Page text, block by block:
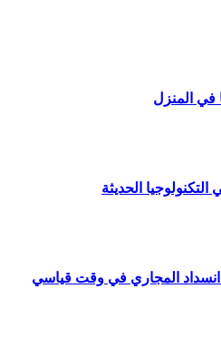
في المنزل
الحديثة
المجاري في وقت قياسي